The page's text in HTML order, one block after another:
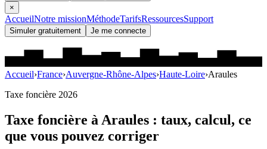
×
AccueilNotre missionMéthodeTarifsRessourcesSupport
Simuler gratuitement Je me connecte
Accueil›France›Auvergne-Rhône-Alpes›Haute-Loire›Araules
Taxe foncière 2026
Taxe foncière àAraules : taux, calcul, ce
que vous pouvez corriger